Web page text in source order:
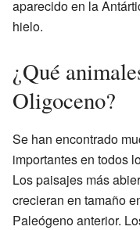
aparecido en la
hielo.
¿Qué
Oligoceno?
Se han encontrado
importantes en todos
Los paisajes más
crecieran en tamaño
Paleógeno anterior.